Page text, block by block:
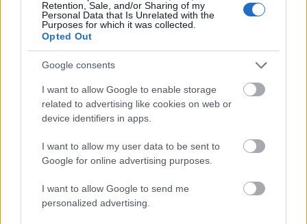
Retention, Sale, and/or Sharing of my
Personal Data that Is Unrelated with the
Purposes for which it was collected.
Opted Out
Google consents
I want to allow Google to enable storage
related to advertising like cookies on web or
device identifiers in apps.
I want to allow my user data to be sent to
Google for online advertising purposes.
I want to allow Google to send me
personalized advertising.
Tegye fel a kezét, aki életében vetemedett már olyan
huncutságra, mint én (utólag is elnézést kérek): hogy a
boltban a frissen kisült, és ...